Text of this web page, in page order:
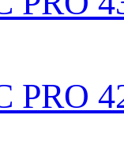
PRO